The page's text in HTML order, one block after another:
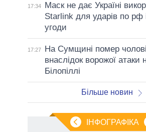
17:34
Маск не дає Україні
Starlink для ударів по рф
угоди
17:27
На Сумщині помер
внаслідок ворожої атаки
Білопіллі
Більше новин
ІНФОГРАФІКА